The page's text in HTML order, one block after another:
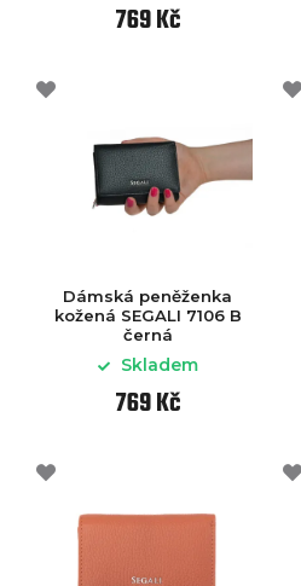
769 Kč
Dámská peněženka
kožená SEGALI 7106 B
černá
Skladem
769 Kč